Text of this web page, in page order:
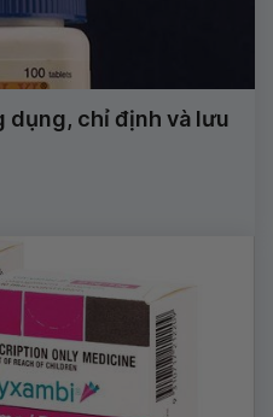
dụng, chỉ định và lưu